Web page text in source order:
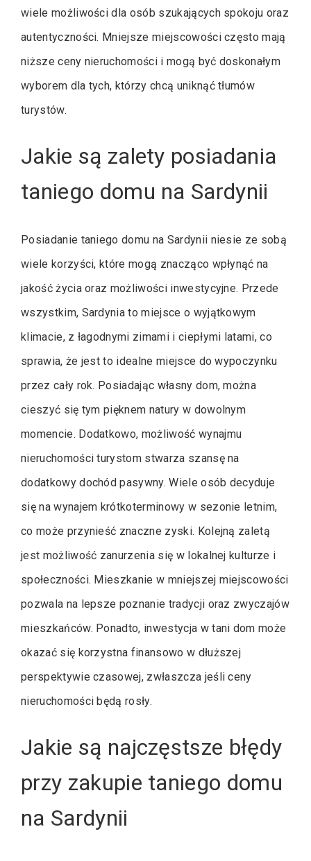
wiele możliwości dla osób szukających spokoju oraz
autentyczności. Mniejsze miejscowości często mają
niższe ceny nieruchomości i mogą być doskonałym
wyborem dla tych, którzy chcą uniknąć tłumów
turystów.
Jakie są zalety posiadania
taniego domu na Sardynii
Posiadanie taniego domu na Sardynii niesie ze sobą
wiele korzyści, które mogą znacząco wpłynąć na
jakość życia oraz możliwości inwestycyjne. Przede
wszystkim, Sardynia to miejsce o wyjątkowym
klimacie, z łagodnymi zimami i ciepłymi latami, co
sprawia, że jest to idealne miejsce do wypoczynku
przez cały rok. Posiadając własny dom, można
cieszyć się tym pięknem natury w dowolnym
momencie. Dodatkowo, możliwość wynajmu
nieruchomości turystom stwarza szansę na
dodatkowy dochód pasywny. Wiele osób decyduje
się na wynajem krótkoterminowy w sezonie letnim,
co może przynieść znaczne zyski. Kolejną zaletą
jest możliwość zanurzenia się w lokalnej kulturze i
społeczności. Mieszkanie w mniejszej miejscowości
pozwala na lepsze poznanie tradycji oraz zwyczajów
mieszkańców. Ponadto, inwestycja w tani dom może
okazać się korzystna finansowo w dłuższej
perspektywie czasowej, zwłaszcza jeśli ceny
nieruchomości będą rosły.
Jakie są najczęstsze błędy
przy zakupie taniego domu
na Sardynii